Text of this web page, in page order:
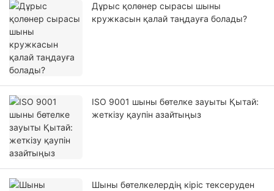
Дұрыс қолөнер сырасы шыны
кружкасын қалай таңдауға болады?
ISO 9001 шыны бөтелке зауыты Қытай:
жеткізу қаупін азайтыңыз
Шыны бөтелкелердің кіріс тексеруден